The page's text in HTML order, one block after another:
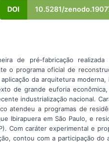
DOI 10.5281/
de pré‐fabricação
o programa oficial de
da arquitetura
de grande euforia
industrialização nacional.
atendeu a programas de
Ibirapuera em São Paulo, e
Com caráter experimental e
contou com a participação do